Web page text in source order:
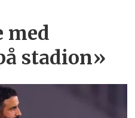
med
stadion»